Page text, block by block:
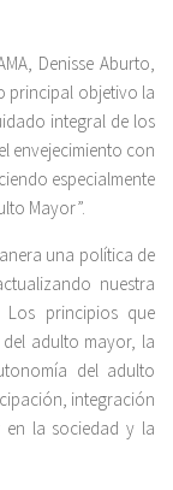
Denisse Aburto,
principal objetivo la
integral de los
envejecimiento con
especialmente
Mayor”.
una política de
nuestra
Los principios que
adulto mayor, la
del adulto
integración
la sociedad y la